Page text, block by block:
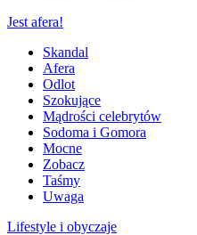
Jest afera!
Skandal
Afera
Odlot
Szokujące
Mądrości celebrytów
Sodoma i Gomora
Mocne
Zobacz
Taśmy
Uwaga
Lifestyle i obyczaje